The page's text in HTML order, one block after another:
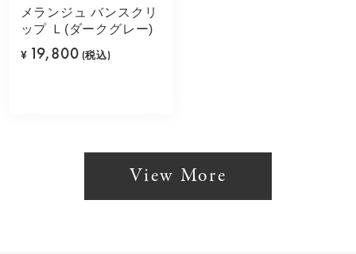
メランジュ バンスクリ
ップ Ｌ(ダークグレー)
¥ 19,800 (税込)
View More